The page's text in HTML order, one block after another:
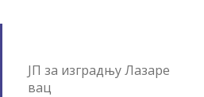
ЈП за изградњу Лазаре
вац